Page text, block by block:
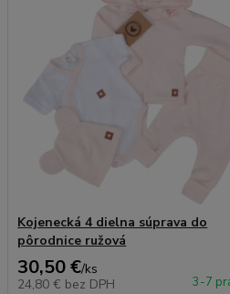
Kojenecká 4 dielna súprava do
pôrodnice ružová
30,50 €/ks
24,80 € bez DPH 3-7